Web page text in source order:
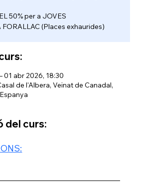
50% per a JOVES
(Places exhaurides)
01 abr 2026, 18:30
de l'Albera, Veïnat de Canadal,
del curs: